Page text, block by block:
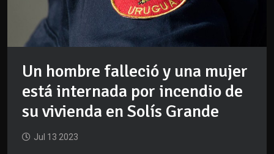
Un hombre falleció y una mujer
está internada por incendio de
su vivienda en Solís Grande
Jul 13 2023